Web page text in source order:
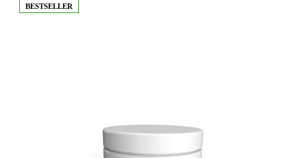
BESTSELLER